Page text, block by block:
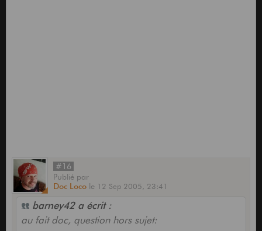
#16
Publié par
Doc Loco le 12 Sep 2005, 23:41
barney42 a écrit :
au fait doc, question hors sujet: